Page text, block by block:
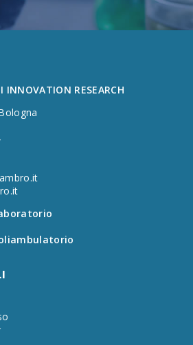
INNOVATION RESEARCH